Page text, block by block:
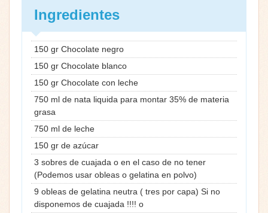
Ingredientes
150 gr Chocolate negro
150 gr Chocolate blanco
150 gr Chocolate con leche
750 ml de nata liquida para montar 35% de materia
grasa
750 ml de leche
150 gr de azúcar
3 sobres de cuajada o en el caso de no tener
(Podemos usar obleas o gelatina en polvo)
9 obleas de gelatina neutra ( tres por capa) Si no
disponemos de cuajada !!!! o